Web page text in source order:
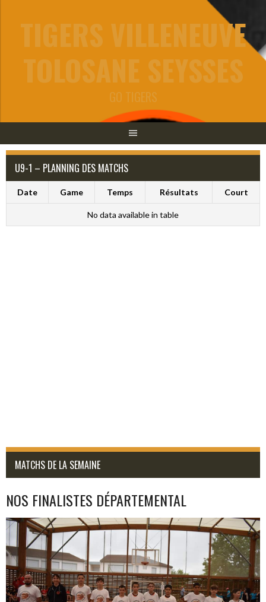
TIGERS VILLENEUVE
TOLOSANE SEYSSES
GO TIGERS
U9-1 – PLANNING DES MATCHS
Date Game Temps Résultats Court
No data available in table
MATCHS DE LA SEMAINE
NOS FINALISTES DÉPARTEMENTAL